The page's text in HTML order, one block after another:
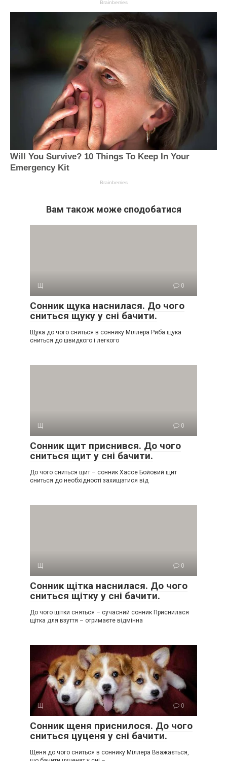
Вам також може сподобатися
Щ 0
Сонник щука наснилася. До чого
сниться щуку у сні бачити.
Щука до чого сниться в соннику Міллера Риба щука
сниться до швидкого і легкого
Щ 0
Сонник щит приснився. До чого
сниться щит у сні бачити.
До чого сниться щит – сонник Хассе Бойовий щит
сниться до необхідності захищатися від
Щ 0
Сонник щітка наснилася. До чого
сниться щітку у сні бачити.
До чого щітки сняться – сучасний сонник Приснилася
щітка для взуття – отримаєте відмінна
Щ 0
Сонник щеня приснилося. До чого
сниться цуценя у сні бачити.
Щеня до чого сниться в соннику Міллера Вважається,